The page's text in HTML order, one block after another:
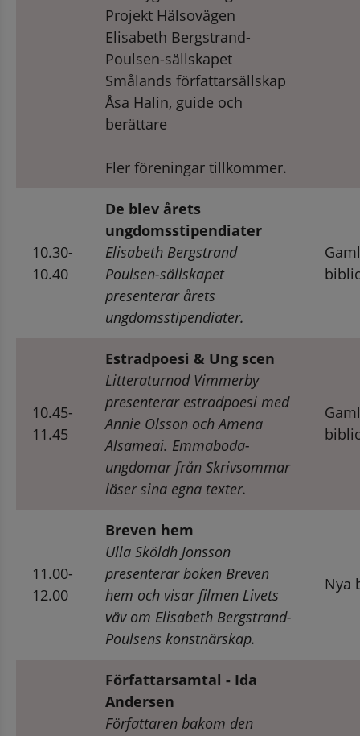
Projekt Hälsovägen
Elisabeth Bergstrand-
Poulsen-sällskapet
Smålands författarsällskap
Åsa Halin, guide och
berättare
Fler föreningar tillkommer.
10.30-
10.40
De blev årets
ungdomsstipendiater
Elisabeth Bergstrand
Poulsen-sällskapet
presenterar årets
ungdomsstipendiater.
10.45-
11.45
Estradpoesi & Ung scen
Litteraturnod Vimmerby
presenterar estradpoesi med
Annie Olsson och Amena
Alsameai. Emmaboda-
ungdomar från Skrivsommar
läser sina egna texter.
11.00-
12.00
Breven hem
Ulla Sköldh Jonsson
presenterar boken Breven
hem och visar filmen Livets
väv om Elisabeth Bergstrand-
Poulsens konstnärskap.
Nya
Författarsamtal - Ida
Andersen
Författaren bakom den